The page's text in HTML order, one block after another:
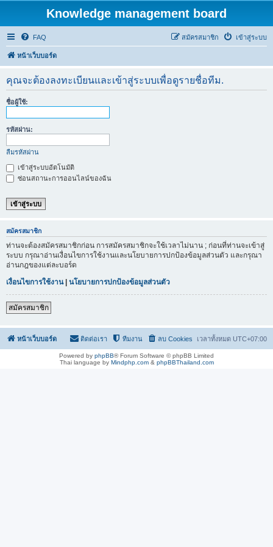
Knowledge management board
FAQ เข้าสู่ระบบ
สมัครสมาชิก
หน้าเว็บบอร์ด
คุณจะต้องลงทะเบียนและเข้าสู่ระบบเพื่อดูรายชื่อทีม.
ชื่อผู้ใช้:
รหัสผ่าน:
ลืมรหัสผ่าน
เข้าสู่ระบบอัตโนมัติ
ซ่อนสถานะการออนไลน์ของฉัน
สมัครสมาชิก
ท่านจะต้องสมัครสมาชิกก่อน การสมัครสมาชิกจะใช้เวลาไม่นาน ; ก่อนที่ท่านจะเข้าสู่
ระบบ กรุณาอ่านเงื่อนไขการใช้งานและนโยบายการปกป้องข้อมูลส่วนตัว และกรุณา
อ่านกฎของแต่ละบอร์ด
เงื่อนไขการใช้งาน| นโยบายการปกป้องข้อมูลส่วนตัว
สมัครสมาชิก
หน้าเว็บบอร์ด เวลาทั้งหมด UTC+07:00
ลบ Cookies
ทีมงาน
ติดต่อเรา
Powered by phpBB® Forum Software © phpBB Limited
Thai language by Mindphp.com& phpBBThailand.com